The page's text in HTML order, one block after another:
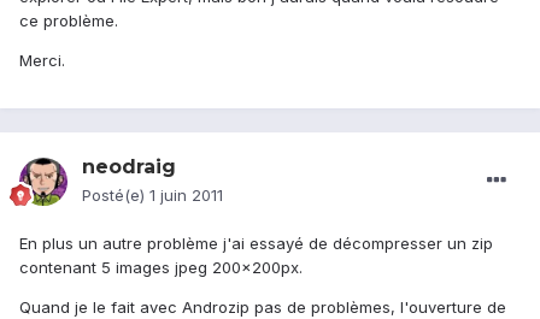
ce problème.
Merci.
neodraig
Posté(e) 1 juin 2011
En plus un autre problème j'ai essayé de décompresser un zip
contenant 5 images jpeg 200x200px.
Quand je le fait avec Androzip pas de problèmes, l'ouverture de